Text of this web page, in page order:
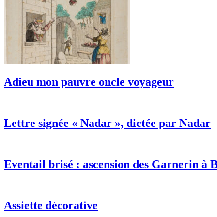
Adieu mon pauvre oncle voyageur
Lettre signée « Nadar », dictée par Nadar
Eventail brisé : ascension des Garnerin à
Assiette décorative